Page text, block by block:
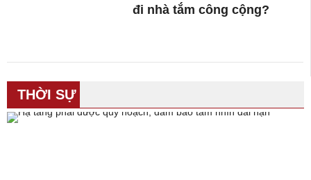
đi nhà tắm công cộng?
THỜI SỰ